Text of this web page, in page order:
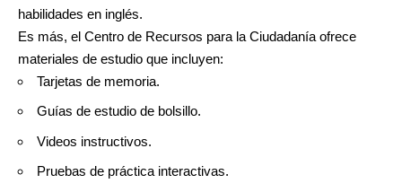
habilidades en inglés.
Es más, el Centro de Recursos para la Ciudadanía ofrece
materiales de estudio que incluyen:
Tarjetas de memoria.
Guías de estudio de bolsillo.
Videos instructivos.
Pruebas de práctica interactivas.